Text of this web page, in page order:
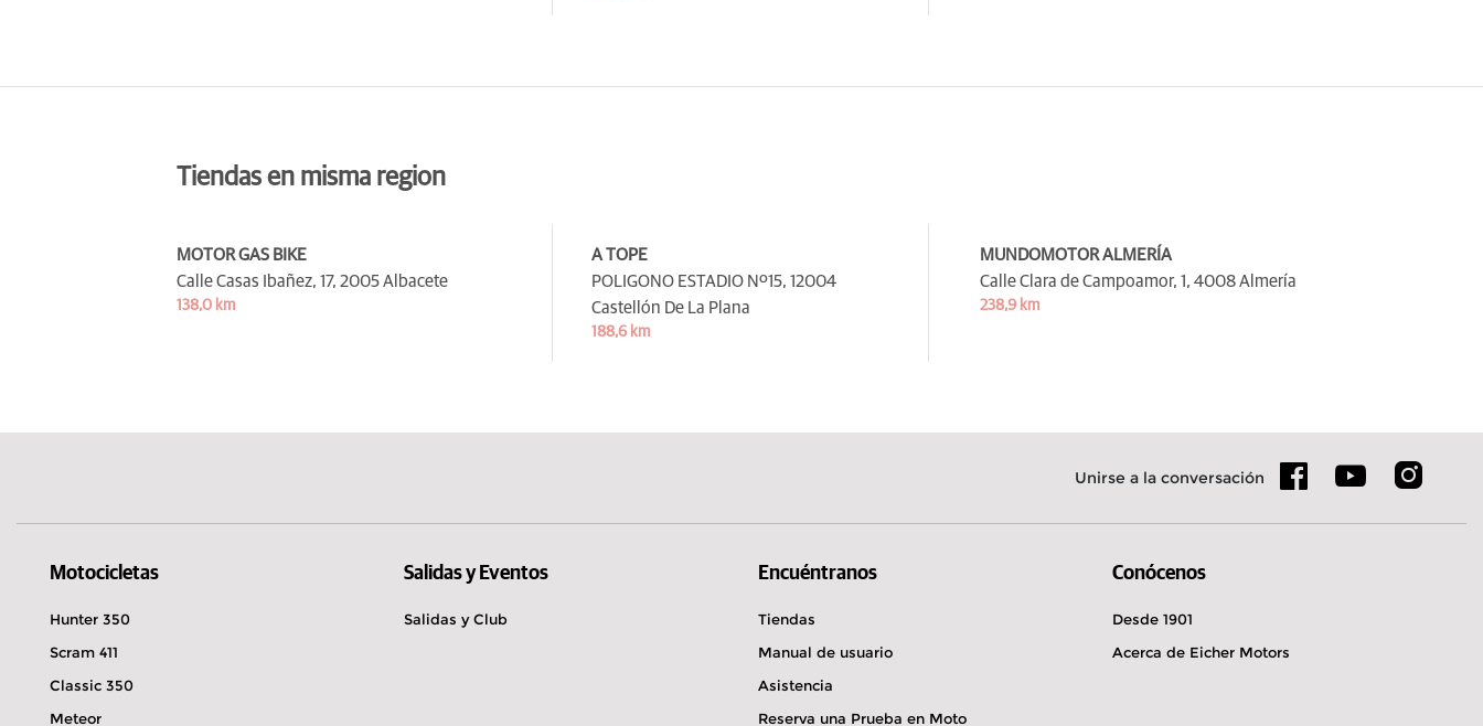
Tiendas en misma region
MOTOR GAS BIKE
Calle Casas Ibañez, 17, 2005 Albacete
138,0 km
A TOPE
POLIGONO ESTADIO Nº15, 12004
Castellón De La Plana
188,6 km
MUNDOMOTOR ALMERÍA
Calle Clara de Campoamor, 1, 4008 Almería
238,9 km
Unirse a la conversación
Motocicletas
Hunter 350
Scram 411
Classic 350
Meteor
Salidas y Eventos
Salidas y Club
Encuéntranos
Tiendas
Manual de usuario
Asistencia
Reserva una Prueba en Moto
Conócenos
Desde 1901
Acerca de Eicher Motors